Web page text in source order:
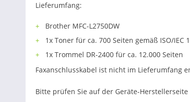
Lieferumfang:
Brother MFC-L2750DW
1x Toner für ca. 700 Seiten gemäß ISO/IEC
1x Trommel DR-2400 für ca. 12.000 Seiten
Faxanschlusskabel ist nicht im Lieferumfang
Bitte prüfen Sie auf der Geräte-